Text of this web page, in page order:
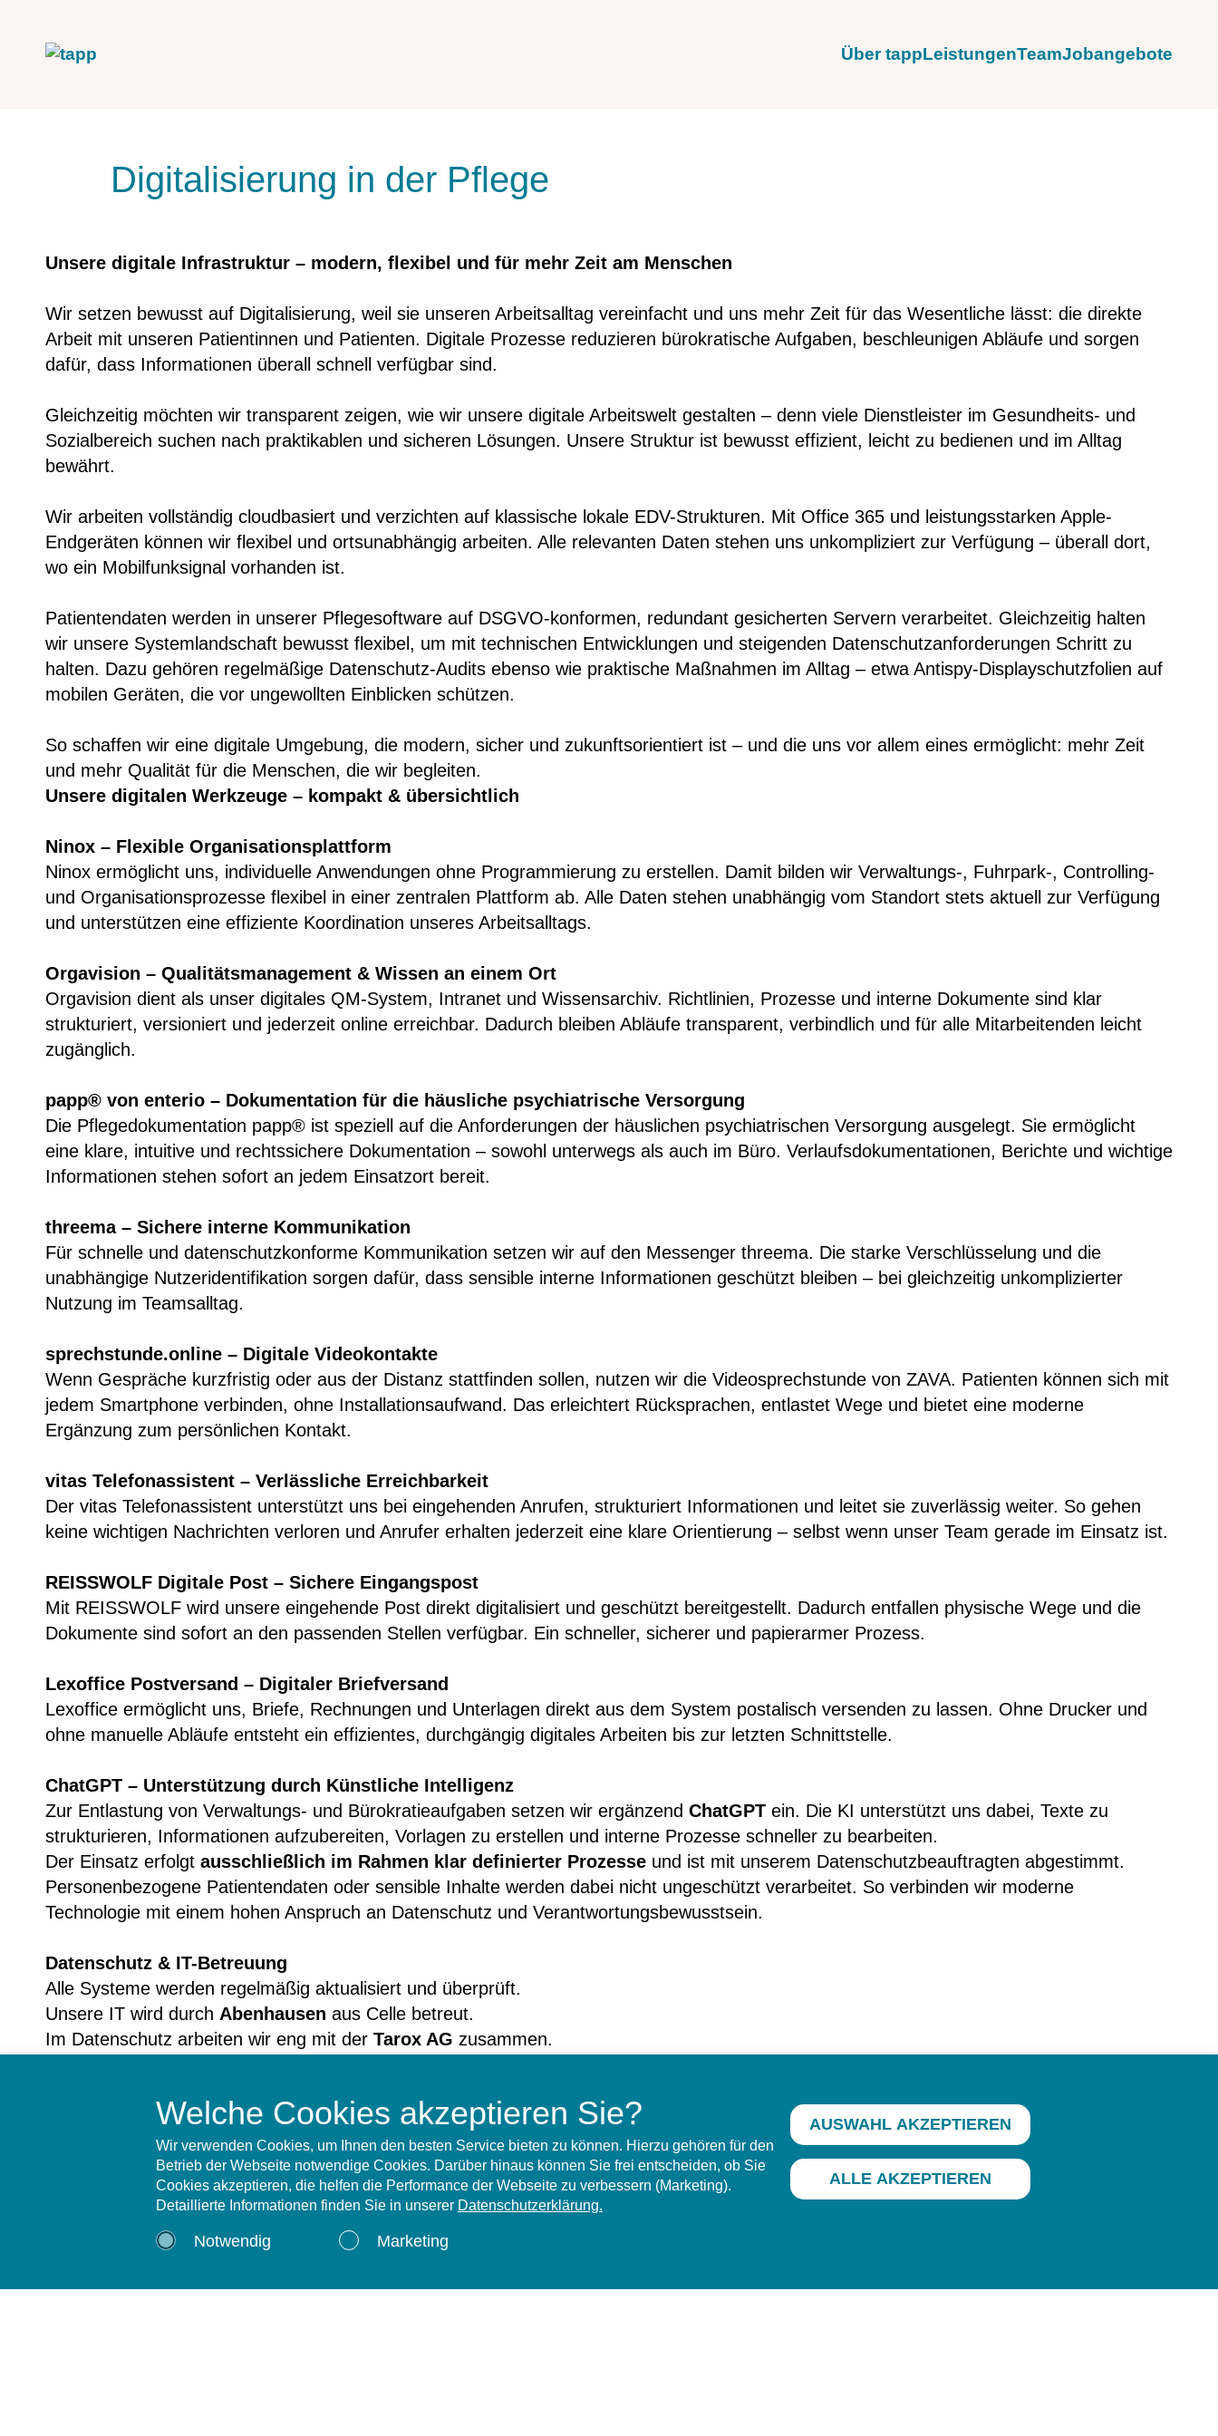
Welche Cookies akzeptieren Sie?
Wir verwenden Cookies, um Ihnen den besten Service bieten zu können. Hierzu gehören für den
Betrieb der Webseite notwendige Cookies. Darüber hinaus können Sie frei entscheiden, ob Sie
Cookies akzeptieren, die helfen die Performance der Webseite zu verbessern (Marketing).
Detaillierte Informationen finden Sie in unserer Datenschutzerklärung.
Notwendig Marketing
AUSWAHL AKZEPTIEREN
ALLE AKZEPTIEREN
Über tappLeistungenTeamJobangebote
Digitalisierung in der Pflege
Unsere digitale Infrastruktur – modern, flexibel und für mehr Zeit am Menschen
Wir setzen bewusst auf Digitalisierung, weil sie unseren Arbeitsalltag vereinfacht und uns mehr Zeit für das Wesentliche lässt: die direkte
Arbeit mit unseren Patientinnen und Patienten. Digitale Prozesse reduzieren bürokratische Aufgaben, beschleunigen Abläufe und sorgen
dafür, dass Informationen überall schnell verfügbar sind.
Gleichzeitig möchten wir transparent zeigen, wie wir unsere digitale Arbeitswelt gestalten – denn viele Dienstleister im Gesundheits- und
Sozialbereich suchen nach praktikablen und sicheren Lösungen. Unsere Struktur ist bewusst effizient, leicht zu bedienen und im Alltag
bewährt.
Wir arbeiten vollständig cloudbasiert und verzichten auf klassische lokale EDV-Strukturen. Mit Office 365 und leistungsstarken Apple-
Endgeräten können wir flexibel und ortsunabhängig arbeiten. Alle relevanten Daten stehen uns unkompliziert zur Verfügung – überall dort,
wo ein Mobilfunksignal vorhanden ist.
Patientendaten werden in unserer Pflegesoftware auf DSGVO-konformen, redundant gesicherten Servern verarbeitet. Gleichzeitig halten
wir unsere Systemlandschaft bewusst flexibel, um mit technischen Entwicklungen und steigenden Datenschutzanforderungen Schritt zu
halten. Dazu gehören regelmäßige Datenschutz-Audits ebenso wie praktische Maßnahmen im Alltag – etwa Antispy-Displayschutzfolien auf
mobilen Geräten, die vor ungewollten Einblicken schützen.
So schaffen wir eine digitale Umgebung, die modern, sicher und zukunftsorientiert ist – und die uns vor allem eines ermöglicht: mehr Zeit
und mehr Qualität für die Menschen, die wir begleiten.
Unsere digitalen Werkzeuge – kompakt & übersichtlich
Ninox – Flexible Organisationsplattform
Ninox ermöglicht uns, individuelle Anwendungen ohne Programmierung zu erstellen. Damit bilden wir Verwaltungs-, Fuhrpark-, Controlling-
und Organisationsprozesse flexibel in einer zentralen Plattform ab. Alle Daten stehen unabhängig vom Standort stets aktuell zur Verfügung
und unterstützen eine effiziente Koordination unseres Arbeitsalltags.
Orgavision – Qualitätsmanagement & Wissen an einem Ort
Orgavision dient als unser digitales QM-System, Intranet und Wissensarchiv. Richtlinien, Prozesse und interne Dokumente sind klar
strukturiert, versioniert und jederzeit online erreichbar. Dadurch bleiben Abläufe transparent, verbindlich und für alle Mitarbeitenden leicht
zugänglich.
papp® von enterio – Dokumentation für die häusliche psychiatrische Versorgung
Die Pflegedokumentation papp® ist speziell auf die Anforderungen der häuslichen psychiatrischen Versorgung ausgelegt. Sie ermöglicht
eine klare, intuitive und rechtssichere Dokumentation – sowohl unterwegs als auch im Büro. Verlaufsdokumentationen, Berichte und wichtige
Informationen stehen sofort an jedem Einsatzort bereit.
threema – Sichere interne Kommunikation
Für schnelle und datenschutzkonforme Kommunikation setzen wir auf den Messenger threema. Die starke Verschlüsselung und die
unabhängige Nutzeridentifikation sorgen dafür, dass sensible interne Informationen geschützt bleiben – bei gleichzeitig unkomplizierter
Nutzung im Teamsalltag.
sprechstunde.online – Digitale Videokontakte
Wenn Gespräche kurzfristig oder aus der Distanz stattfinden sollen, nutzen wir die Videosprechstunde von ZAVA. Patienten können sich mit
jedem Smartphone verbinden, ohne Installationsaufwand. Das erleichtert Rücksprachen, entlastet Wege und bietet eine moderne
Ergänzung zum persönlichen Kontakt.
vitas Telefonassistent – Verlässliche Erreichbarkeit
Der vitas Telefonassistent unterstützt uns bei eingehenden Anrufen, strukturiert Informationen und leitet sie zuverlässig weiter. So gehen
keine wichtigen Nachrichten verloren und Anrufer erhalten jederzeit eine klare Orientierung – selbst wenn unser Team gerade im Einsatz ist.
REISSWOLF Digitale Post – Sichere Eingangspost
Mit REISSWOLF wird unsere eingehende Post direkt digitalisiert und geschützt bereitgestellt. Dadurch entfallen physische Wege und die
Dokumente sind sofort an den passenden Stellen verfügbar. Ein schneller, sicherer und papierarmer Prozess.
Lexoffice Postversand – Digitaler Briefversand
Lexoffice ermöglicht uns, Briefe, Rechnungen und Unterlagen direkt aus dem System postalisch versenden zu lassen. Ohne Drucker und
ohne manuelle Abläufe entsteht ein effizientes, durchgängig digitales Arbeiten bis zur letzten Schnittstelle.
ChatGPT – Unterstützung durch Künstliche Intelligenz
Zur Entlastung von Verwaltungs- und Bürokratieaufgaben setzen wir ergänzend ChatGPT ein. Die KI unterstützt uns dabei, Texte zu
strukturieren, Informationen aufzubereiten, Vorlagen zu erstellen und interne Prozesse schneller zu bearbeiten.
Der Einsatz erfolgt ausschließlich im Rahmen klar definierter Prozesse und ist mit unserem Datenschutzbeauftragten abgestimmt.
Personenbezogene Patientendaten oder sensible Inhalte werden dabei nicht ungeschützt verarbeitet. So verbinden wir moderne
Technologie mit einem hohen Anspruch an Datenschutz und Verantwortungsbewusstsein.
Datenschutz & IT-Betreuung
Alle Systeme werden regelmäßig aktualisiert und überprüft.
Unsere IT wird durch Abenhausen aus Celle betreut.
Im Datenschutz arbeiten wir eng mit der Tarox AG zusammen.